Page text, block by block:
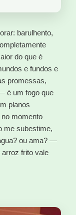
barulhento,
do que é
e fundos e
promessas,
é um fogo que
planos
momento
me subestime,
ou ama? —
frito vale